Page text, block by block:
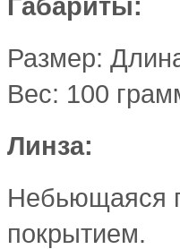
Размер:
Вес: 100
Линза:
Небьющаяся
покрытием.